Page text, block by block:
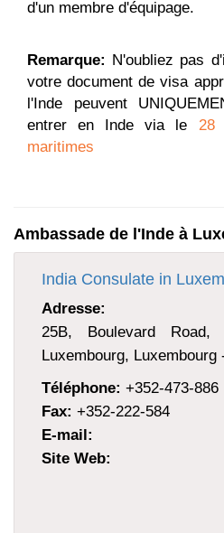
d'un membre d'équipage.
Remarque: N'oubliez pas
votre document de visa
l'Inde peuvent
entrer en Inde via le 28
maritimes
Ambassade de l'Inde à
India Consulate in
Adresse:
25B, Boulevard Road,
Luxembourg, Luxembourg
Téléphone: +352-473-886
Fax: +352-222-584
E-mail:
Site Web: